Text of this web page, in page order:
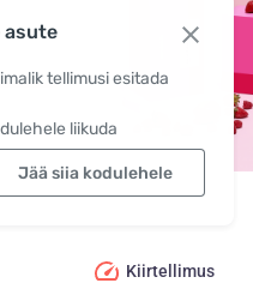
asute
tellimusi esitada
liikuda
Jää siia kodulehele
Kiirtellimus